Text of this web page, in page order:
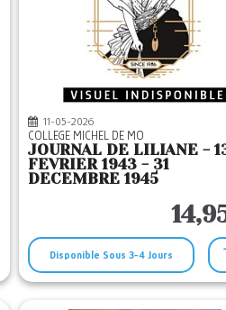
11-05-2026
COLLEGE MICHEL DE MO
JOURNAL DE LILIANE -
FEVRIER 1943 - 31
DECEMBRE 1945
Disponible Sous 3-4 Jours